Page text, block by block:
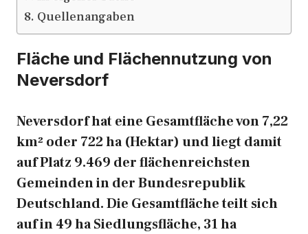
Quellenangaben
Fläche und Flächennutzung von
Neversdorf
Neversdorf hat eine Gesamtfläche von 7,22
km² oder 722 ha (Hektar) und liegt damit
auf Platz 9.469 der flächenreichsten
Gemeinden in der Bundesrepublik
Deutschland. Die Gesamtfläche teilt sich
auf in 49 ha Siedlungsfläche, 31 ha